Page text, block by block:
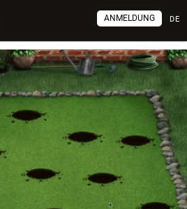
DE
ANMELDUNG